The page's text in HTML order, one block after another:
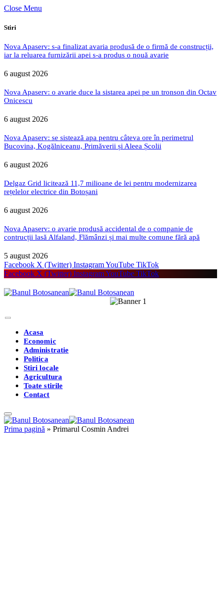
Close Menu
Stiri
Nova Apaserv: s-a finalizat avaria produsă de o firmă de construcții,
iar la reluarea furnizării apei s-a produs o nouă avarie
6 august 2026
Nova Apaserv: o avarie duce la sistarea apei pe un tronson din Octav
Onicescu
6 august 2026
Nova Apaserv: se sistează apa pentru câteva ore în perimetrul
Bucovina, Kogălniceanu, Primăverii și Aleea Școlii
6 august 2026
Delgaz Grid licitează 11,7 milioane de lei pentru modernizarea
rețelelor electrice din Botoșani
6 august 2026
Nova Apaserv: o avarie produsă accidental de o companie de
contrucții lasă Alfaland, Flămânzi și mai multe comune fără apă
5 august 2026
Facebook X (Twitter) InstagramYouTube TikTok
Facebook X (Twitter) InstagramYouTube TikTok
Acasa
Economic
Administratie
Politica
Stiri locale
Agricultura
Toate stirile
Contact
Prima pagină » Primarul Cosmin Andrei